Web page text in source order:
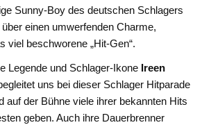
Sunny-Boy des deutschen Schlagers
einen umwerfenden Charme,
viel beschworene „Hit-Gen“.
Legende und Schlager-Ikone Ireen
uns bei dieser Schlager Hitparade
auf der Bühne viele ihrer bekannten Hits
geben. Auch ihre Dauerbrenner